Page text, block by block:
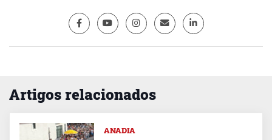
Artigos relacionados
ANADIA